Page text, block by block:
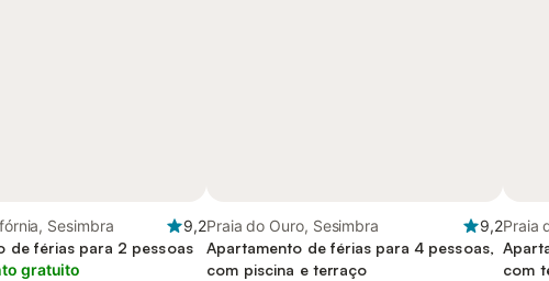
Sesimbra
9,2
de férias para 2 pessoas
gratuito
Praia do Ouro, Sesimbra
9,2
Apartamento de férias para 4 pessoas,
com piscina e terraço
Praia
com